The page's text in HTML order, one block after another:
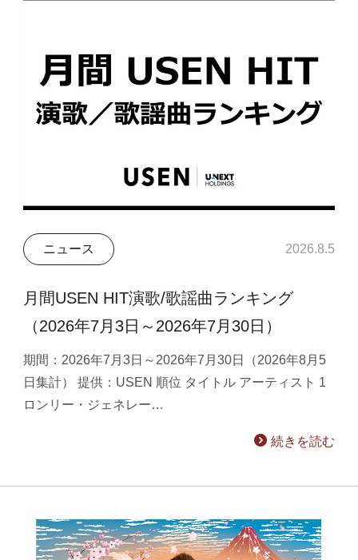
ニュース 2026.8.5
月間USEN HIT演歌/歌謡曲ランキング
（2026年7月3日～2026年7月30日）
期間：2026年7月3日～2026年7月30日（2026年8月5
日集計） 提供：USEN 順位 タイトル アーティスト 1
ロンリー・ジェネレー…
続きを読む